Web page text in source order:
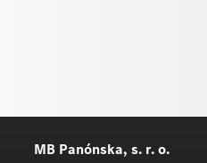
MB Panónska, s. r. o.